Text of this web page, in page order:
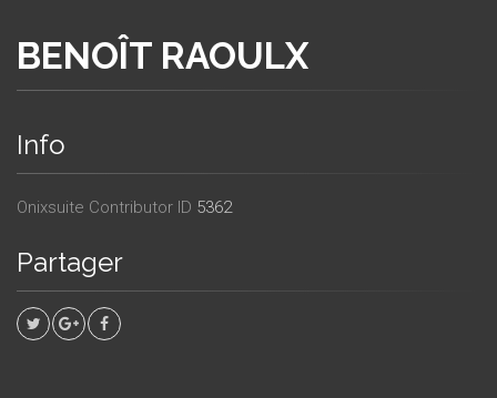
BENOÎT RAOULX
Info
Onixsuite Contributor ID 5362
Partager